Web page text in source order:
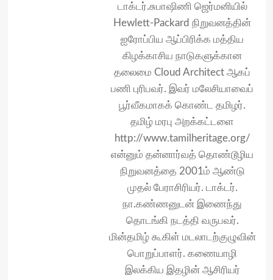
டாக்டர்.சுபாஷிணி ஜெர்மனியில்
Hewlett-Packard நிறுவனத்தின்
ஐரோப்பிய ஆப்பிரிக்க மத்திய
கிழக்காசிய நாடுகளுக்கான
தலைமை Cloud Architect ஆகப்
பணி புரிபவர். இவர் மலேசியாவைப்
பூர்வீகமாகக் கொண்ட தமிழர்.
தமிழ் மரபு அறக்கட்டளை
http://www.tamilheritage.org/
என்னும் தன்னார்வத் தொண்டூழிய
நிறுவனத்தை 2001ம் ஆண்டு
முதல் பேராசிரியர். டாக்டர்.
நா.கண்ணனுடன் இணைந்து
தொடங்கி நடத்தி வருபவர்.
மின்தமிழ் கூகிள் மடலாடற்குழுவின்
பொறுப்பாளர். கணையாழி
இலக்கிய இதழின் ஆசிரியர்